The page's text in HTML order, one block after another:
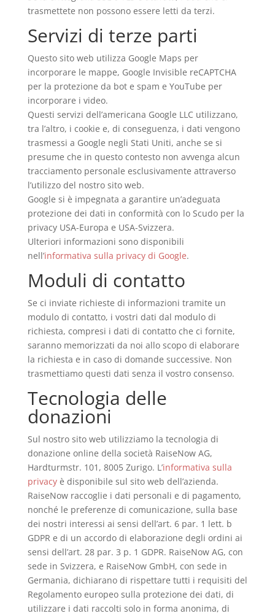
trasmettete non possono essere letti da terzi.
Servizi di terze parti
Questo sito web utilizza Google Maps per
incorporare le mappe, Google Invisible reCAPTCHA
per la protezione da bot e spam e YouTube per
incorporare i video.
Questi servizi dell’americana Google LLC utilizzano,
tra l’altro, i cookie e, di conseguenza, i dati vengono
trasmessi a Google negli Stati Uniti, anche se si
presume che in questo contesto non avvenga alcun
tracciamento personale esclusivamente attraverso
l’utilizzo del nostro sito web.
Google si è impegnata a garantire un’adeguata
protezione dei dati in conformità con lo Scudo per la
privacy USA-Europa e USA-Svizzera.
Ulteriori informazioni sono disponibili
nell’informativa sulla privacy di Google.
Moduli di contatto
Se ci inviate richieste di informazioni tramite un
modulo di contatto, i vostri dati dal modulo di
richiesta, compresi i dati di contatto che ci fornite,
saranno memorizzati da noi allo scopo di elaborare
la richiesta e in caso di domande successive. Non
trasmettiamo questi dati senza il vostro consenso.
Tecnologia delle
donazioni
Sul nostro sito web utilizziamo la tecnologia di
donazione online della società RaiseNow AG,
Hardturmstr. 101, 8005 Zurigo. L’informativa sulla
privacy è disponibile sul sito web dell’azienda.
RaiseNow raccoglie i dati personali e di pagamento,
nonché le preferenze di comunicazione, sulla base
dei nostri interessi ai sensi dell’art. 6 par. 1 lett. b
GDPR e di un accordo di elaborazione degli ordini ai
sensi dell’art. 28 par. 3 p. 1 GDPR. RaiseNow AG, con
sede in Svizzera, e RaiseNow GmbH, con sede in
Germania, dichiarano di rispettare tutti i requisiti del
Regolamento europeo sulla protezione dei dati, di
utilizzare i dati raccolti solo in forma anonima, di